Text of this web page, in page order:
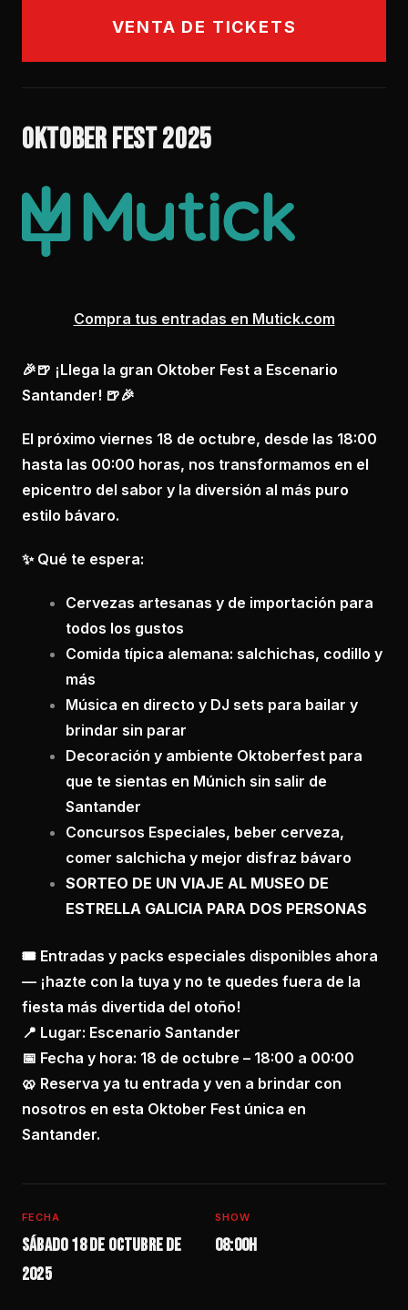
VENTA DE TICKETS
OKTOBER FEST 2025
Compra tus entradas en Mutick.com
🎉🍺 ¡Llega la gran Oktober Fest a Escenario
Santander! 🍺🎉
El próximo viernes 18 de octubre, desde las 18:00
hasta las 00:00 horas, nos transformamos en el
epicentro del sabor y la diversión al más puro
estilo bávaro.
✨ Qué te espera:
Cervezas artesanas y de importación para
todos los gustos
Comida típica alemana: salchichas, codillo y
más
Música en directo y DJ sets para bailar y
brindar sin parar
Decoración y ambiente Oktoberfest para
que te sientas en Múnich sin salir de
Santander
Concursos Especiales, beber cerveza,
comer salchicha y mejor disfraz bávaro
SORTEO DE UN VIAJE AL MUSEO DE
ESTRELLA GALICIA PARA DOS PERSONAS
🎟️ Entradas y packs especiales disponibles ahora
— ¡hazte con la tuya y no te quedes fuera de la
fiesta más divertida del otoño!
📍 Lugar: Escenario Santander
📅 Fecha y hora: 18 de octubre – 18:00 a 00:00
🥨 Reserva ya tu entrada y ven a brindar con
nosotros en esta Oktober Fest única en
Santander.
FECHA
Sábado 18 de octubre de
2025
SHOW
08:00h